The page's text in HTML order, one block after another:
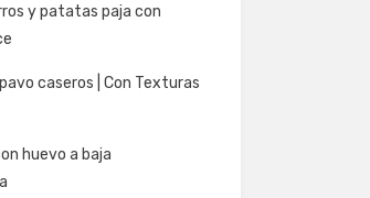
y patatas paja con
caseros | Con Texturas
huevo a baja